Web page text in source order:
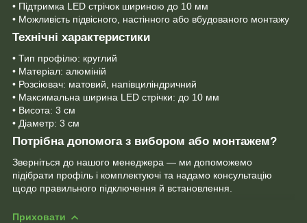
• Підтримка LED стрічок шириною до 10 мм
• Можливість підвісного, настінного або вбудованого монтажу
Технічні характеристики
• Тип профілю: круглий
• Матеріал: алюміній
• Розсіювач: матовий, напівциліндричний
• Максимальна ширина LED стрічки: до 10 мм
• Висота: 3 см
• Діаметр: 3 см
Потрібна допомога з вибором або монтажем?
Зверніться до нашого менеджера — ми допоможемо
підібрати профіль і комплектуючі та надамо консультацію
щодо правильного підключення й встановлення.
Приховати